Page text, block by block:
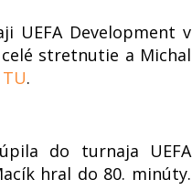
UEFA Development v
stretnutie a Michal
TU.
do turnaja UEFA
hral do 80. minúty.